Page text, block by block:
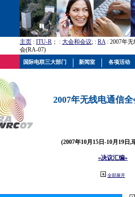
主页 : ITU-R ； : 大会和会议; : RA: 2007年
会(RA-07)
2007年无线电通信
(2007年10月15日-10月19日,
«决议汇编»
全部展开
国际电联三大部门 新闻室 各项活动